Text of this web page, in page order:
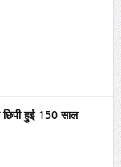
हुई 150 साल